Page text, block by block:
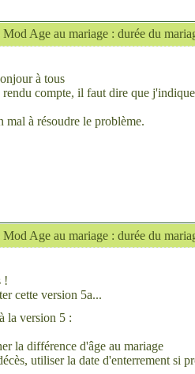
Mod Age au mariage : durée du
à tous
rendu compte, il faut dire que
mal à résoudre le problème.
Mod Age au mariage : durée du
!
cette version 5a...
la version 5 :
la différence d'âge au mariage
utiliser la date d'enterrement si